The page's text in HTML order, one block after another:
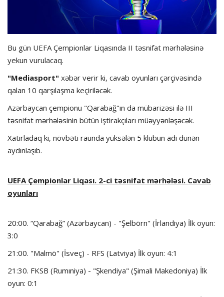
Bu gün UEFA Çempionlar Liqasında II təsnifat mərhələsinə
yekun vurulacaq.
"Mediasport" xəbər verir ki, cavab oyunları çərçivəsində
qalan 10 qarşılaşma keçiriləcək.
Azərbaycan çempionu "Qarabağ"ın da mübarizəsi ilə III
təsnifat mərhələsinin bütün iştirakçıları müəyyənləşəcək.
Xatırladaq ki, növbəti raunda yüksələn 5 klubun adı dünən
aydınlaşıb.
UEFA Çempionlar Liqası. 2-ci təsnifat mərhələsi. Cavab
oyunları
20:00. “Qarabağ” (Azərbaycan) - "Şelbörn" (İrlandiya) İlk oyun:
3:0
21:00. "Malmö" (İsveç) - RFS (Latviya) İlk oyun: 4:1
21:30. FKSB (Rumıniya) - "Şkendiya" (Şimali Makedoniya) İlk
oyun: 0:1